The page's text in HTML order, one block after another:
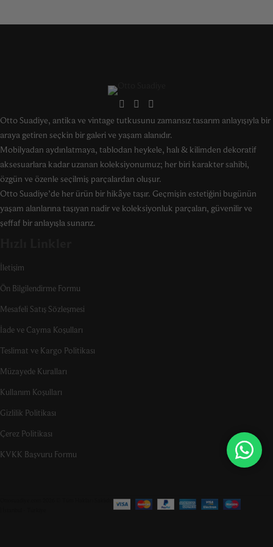
Otto Suadiye, antika ve vintage tutkusunu zamansız tasarım anlayışıyla bir
araya getiren seçkin bir galeri ve yaşam alanıdır.
Mobilyadan aydınlatmaya, tablodan heykele, halı & kilimden dekoratif
aksesuarlara kadar uzanan koleksiyonumuz; her biri karakter sahibi,
özgün ve özenle seçilmiş parçalardan oluşur.
Otto Suadiye’de her ürün bir hikâye taşır. Geçmişin estetiğini bugünün
yaşam alanlarına taşıyan nadir ve koleksiyonluk parçaları, güvenilir ve
şeffaf bir anlayışla sunarız.
İletişim
Ön Bilgilendirme Formu
Mesafeli Satış Sözleşmesi
İade ve Cayma Koşulları
Teslimat ve Kargo Politikası
Müzayede Kuralları
Kullanım Koşulları
Gizlilik Politikası
Çerez Politikası
KVKK Başvuru Formu